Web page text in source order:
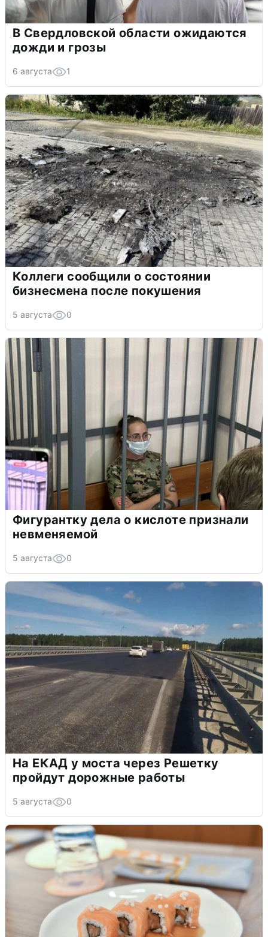
В Свердловской области ожидаются
дожди и грозы
6 августа 1
Коллеги сообщили о состоянии
бизнесмена после покушения
5 августа 0
Фигурантку дела о кислоте признали
невменяемой
5 августа 0
На ЕКАД у моста через Решетку
пройдут дорожные работы
5 августа 0